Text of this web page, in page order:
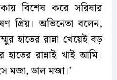
বিশেষ করে সরিষার
প্রিয়। অভিনেতা বলেন,
হাতের রান্না খেয়েই বড়
রান্নাই খাই আমি।
মজা, ডাল মজা।'